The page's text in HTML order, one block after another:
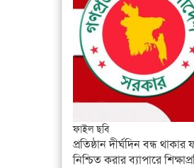
ফাইল ছবি
প্রতিষ্ঠান দীর্ঘদিন বন্ধ
নিশ্চিত করার ব্যাপারে